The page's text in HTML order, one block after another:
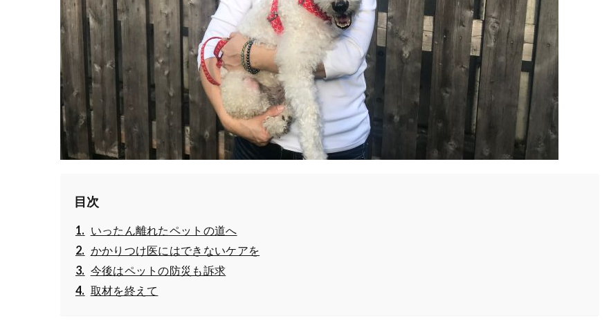
目次
いったん離れたペットの道へ
かかりつけ医にはできないケアを
今後はペットの防災も訴求
取材を終えて